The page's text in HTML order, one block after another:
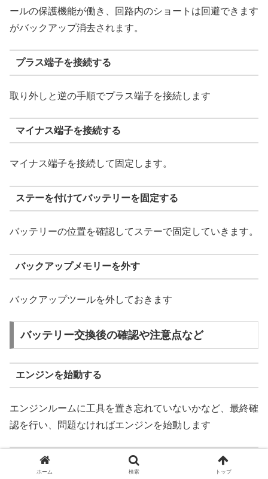
ールの保護機能が働き、回路内のショートは回避できます
がバックアップ消去されます。
プラス端子を接続する
取り外しと逆の手順でプラス端子を接続します
マイナス端子を接続する
マイナス端子を接続して固定します。
ステーを付けてバッテリーを固定する
バッテリーの位置を確認してステーで固定していきます。
バックアップメモリーを外す
バックアップツールを外しておきます
バッテリー交換後の確認や注意点など
エンジンを始動する
エンジンルームに工具を置き忘れていないかなど、最終確
認を行い、問題なければエンジンを始動します
パワーウィンドウのオート機能などを確認する
ホーム 検索 トップ